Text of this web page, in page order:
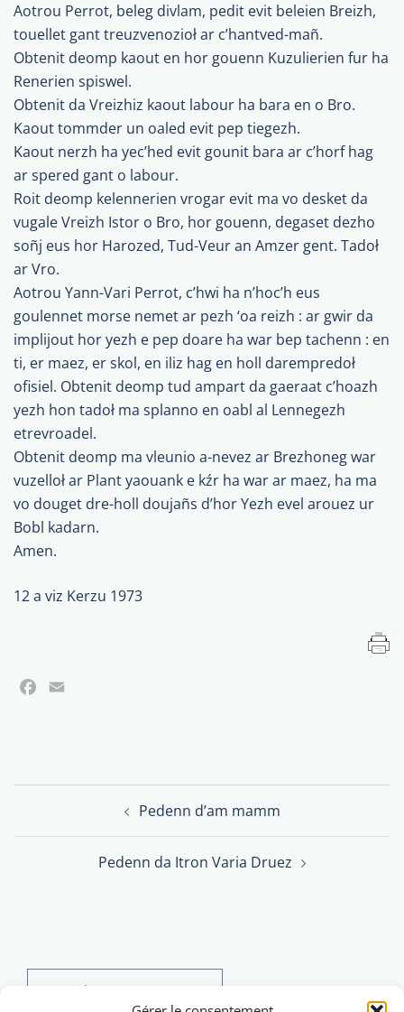
Aotrou Perrot, beleg divlam, pedit evit beleien Breizh,
touellet gant treuzvenozioł ar c’hantved-mañ.
Obtenit deomp kaout en hor gouenn Kuzulierien fur ha
Renerien spiswel.
Obtenit da Vreizhiz kaout labour ha bara en o Bro.
Kaout tommder un oaled evit pep tiegezh.
Kaout nerzh ha yec’hed evit gounit bara ar c’horf hag
ar spered gant o labour.
Roit deomp kelennerien vrogar evit ma vo desket da
vugale Vreizh Istor o Bro, hor gouenn, degaset dezho
soñj eus hor Harozed, Tud-Veur an Amzer gent. Tadoł
ar Vro.
Aotrou Yann-Vari Perrot, c’hwi ha n’hoc’h eus
goulennet morse nemet ar pezh ‘oa reizh : ar gwir da
implijout hor yezh e pep doare ha war bep tachenn : en
ti, er maez, er skol, en iliz hag en holl darempredoł
ofisiel. Obtenit deomp tud ampart da gaeraat c’hoazh
yezh hon tadoł ma splanno en oabl al Lennegezh
etrevroadel.
Obtenit deomp ma vleunio a-nevez ar Brezhoneg war
vuzelloł ar Plant yaouank e kźr ha war ar maez, ha ma
vo douget dre-holl doujañs d’hor Yezh evel arouez ur
Bobl kadarn.
Amen.
12 a viz Kerzu 1973
Facebook
Pedenn d’am mamm
Pedenn da Itron Varia Druez